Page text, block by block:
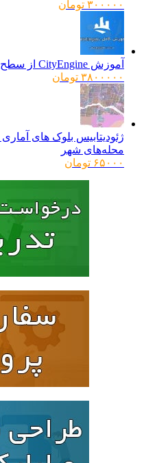
۳۰۰۰۰۰ تومان
آموزش CityEngine از سطح مقدماتی تا پیشرفته
۳۸۰۰۰۰۰ تومان
محله‌های شهر
۶۵۰۰۰ تومان